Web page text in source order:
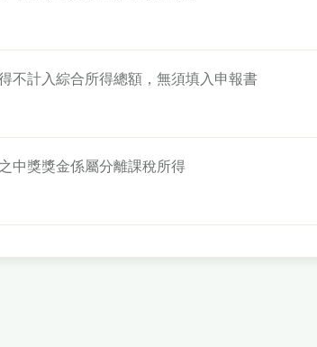
不計入綜合所得總額，無須填入申報書
中獎獎金係屬分離課稅所得